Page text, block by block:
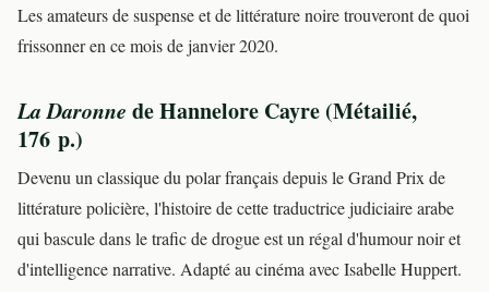
Les amateurs de suspense et de littérature noire trouveront de quoi
frissonner en ce mois de janvier 2020.
La Daronne de Hannelore Cayre (Métailié,
176 p.)
Devenu un classique du polar français depuis le Grand Prix de
littérature policière, l'histoire de cette traductrice judiciaire arabe
qui bascule dans le trafic de drogue est un régal d'humour noir et
d'intelligence narrative. Adapté au cinéma avec Isabelle Huppert.